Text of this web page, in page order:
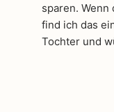
sparen.
find ich das
Tochter und